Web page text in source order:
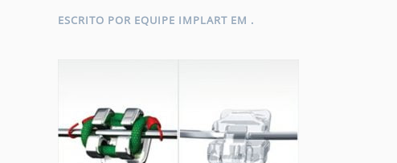
ESCRITO POR EQUIPE IMPLART EM .